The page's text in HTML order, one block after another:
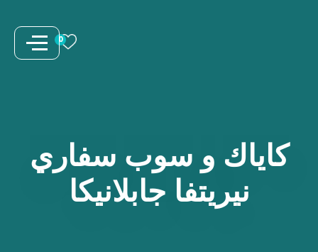
0
كاياك و سوب سفاري
نيريتفا جابلانيكا